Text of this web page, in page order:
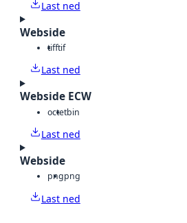
Last ned
Webside
tifftif
Last ned
Webside ECW
octetbin
Last ned
Webside
pngpng
Last ned